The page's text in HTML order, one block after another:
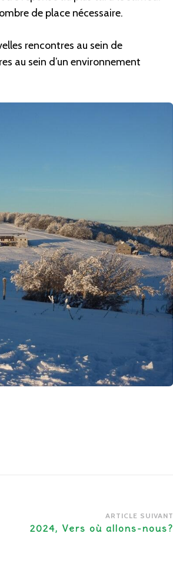
de place nécessaire.
rencontres au sein de
au sein d’un environnement
ARTICLE SUIVANT
2024, Vers où allons-nous?